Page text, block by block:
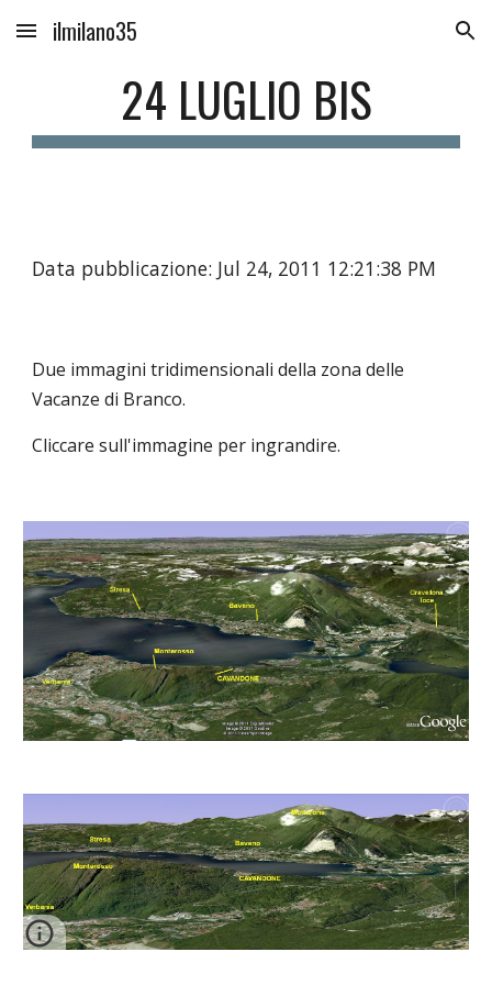
Skip to main content Skip to navigation
ilmilano35
24 LUGLIO BIS
Data pubblicazione: Jul 24, 2011 12:21:38 PM
Due immagini tridimensionali della zona delle
Vacanze di Branco.
Cliccare sull'immagine per ingrandire.